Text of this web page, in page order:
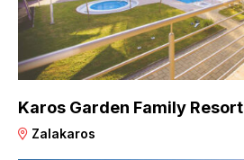
Karos Garden Family Resort
Zalakaros